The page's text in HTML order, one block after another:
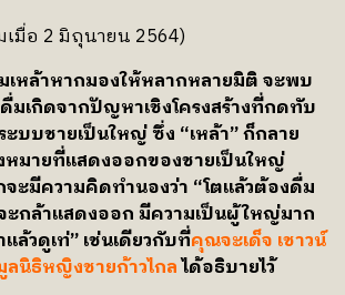
มื่อ 2 มิถุนายน 2564)
หล้าหากมองให้หลากหลายมิติ จะพบ
มเกิดจากปัญหาเชิงโครงสร้างที่กดทับ
บบชายเป็นใหญ่ ซึ่ง “เหล้า” ก็กลาย
หมายที่แสดงออกของชายเป็นใหญ่
ะมีความคิดทำนองว่า “โตแล้วต้องดื่ม
ะกล้าแสดงออก มีความเป็นผู้ใหญ่มาก
ล้วดูเท่” เช่นเดียวกับที่คุณจะเด็จ เชาวน์
ลนิธิหญิงชายก้าวไกลได้อธิบายไว้